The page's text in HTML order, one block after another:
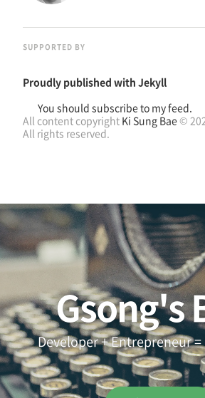
SUPPORTED BY
Proudly published with Jekyll
You should subscribe to my feed.
All content copyright Ki Sung Bae©
All rights reserved.
Gsong's
Developer + Entrepreneur